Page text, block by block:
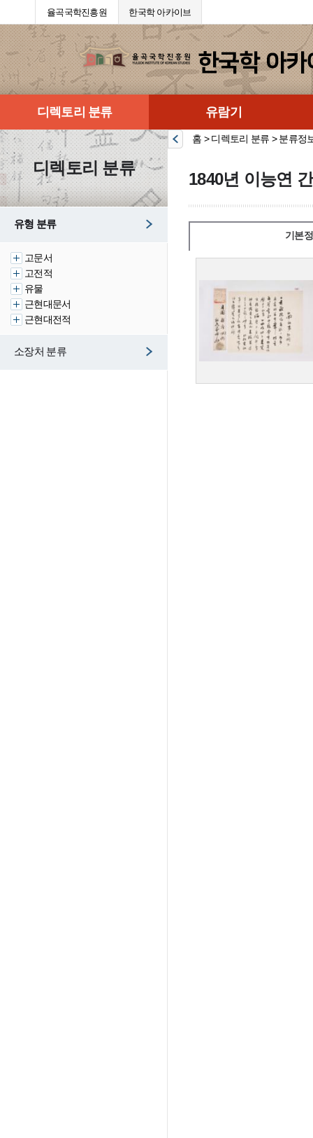
율곡국학진흥원 한국학 아카이브
디렉토리 분류 유람기
디렉토리 분류
유형 분류
고문서
고전적
유물
근현대문서
근현대전적
소장처 분류
홈 > 디렉토리 분류 > 분류정
1840년 이능연
기본